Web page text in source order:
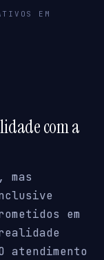
EM
com a
mas
em
atendimento